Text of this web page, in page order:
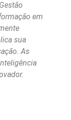
em
sua
As